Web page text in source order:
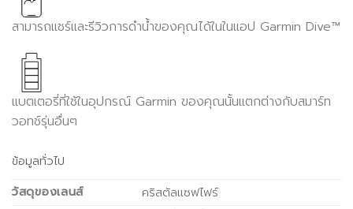
สามารถแชร์และรีวิวการดำน้ำของคุณได้ในในแอป Garmin Dive™
แบตเตอรี่ที่ใช้ในอุปกรณ์ Garmin ของคุณนั้นแตกต่างกับสมาร์ท
วอทช์รุ่นอื่นๆ
ข้อมูลทั่วไป
วัสดุของเลนส์
คริสตัลแซฟไฟร์